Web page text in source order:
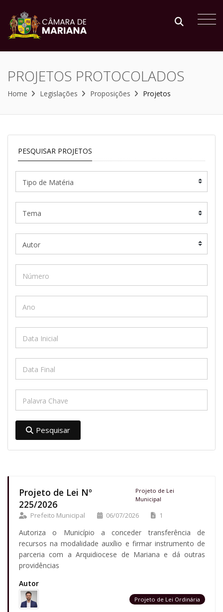
PROJETOS PROTOCOLADOS
Home Legislações Proposições Projetos
Projeto de Lei Nº
225/2026
Projeto de Lei
Municipal
Prefeito Municipal 06/07/2026 1
Autoriza o Município a conceder transferência de
recursos na modalidade auxílio e firmar instrumento de
parceria com a Arquidiocese de Mariana e dá outras
providências
Autor
Projeto de Lei Ordinária
PESQUISAR PROJETOS
Pesquisar